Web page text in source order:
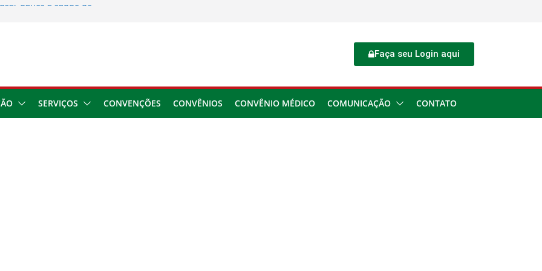
danos à saúde do
Faça seu Login aqui
SERVIÇOS CONVENÇÕES CONVÊNIOS CONVÊNIO MÉDICO COMUNICAÇÃO CONTATO